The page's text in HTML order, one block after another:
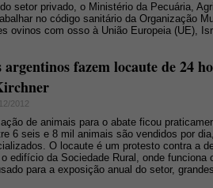
setor privado, o Ministério da Pecuária,
no código sanitário da Organização
ovinos com osso à União Europeia (UE),
fazem locaute de 24
2012
de animais para o abate ficou
6 seis e 8 mil animais são vendidos por
O locaute é um protesto contra a
edifício da Sociedade Rural, onde
para a exposição anual do setor,